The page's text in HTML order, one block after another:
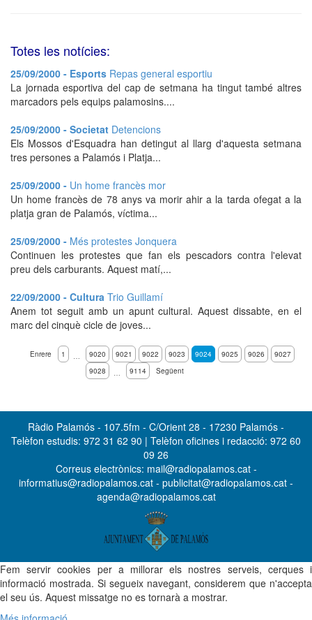
Totes les notícies:
25/09/2000 - Esports Repas general esportiu
La jornada esportiva del cap de setmana ha tingut també altres
marcadors pels equips palamosins....
25/09/2000 - Societat Detencions
Els Mossos d'Esquadra han detingut al llarg d'aquesta setmana
tres persones a Palamós i Platja...
25/09/2000 - Un home francès mor
Un home francès de 78 anys va morir ahir a la tarda ofegat a la
platja gran de Palamós, víctima...
25/09/2000 - Més protestes Jonquera
Continuen les protestes que fan els pescadors contra l'elevat
preu dels carburants. Aquest matí,...
22/09/2000 - Cultura Trio Guillamí
Anem tot seguit amb un apunt cultural. Aquest dissabte, en el
marc del cinquè cicle de joves...
Enrere 1 … 9020 9021 9022 9023 9024 9025 9026
9027
9028
… 9114 Següent
Ràdio Palamós - 107.5fm - C/Orient 28 - 17230 Palamós -
Telèfon estudis: 972 31 62 90 | Telèfon oficines i redacció: 972 60
09 26
Correus electrònics: mail@radiopalamos.cat -
informatius@radiopalamos.cat - publicitat@radiopalamos.cat -
agenda@radiopalamos.cat
Fem servir cookies per a millorar els nostres serveis, cerques i
informació mostrada. Si segueix navegant, considerem que n'accepta
el seu ús. Aquest missatge no es tornarà a mostrar.